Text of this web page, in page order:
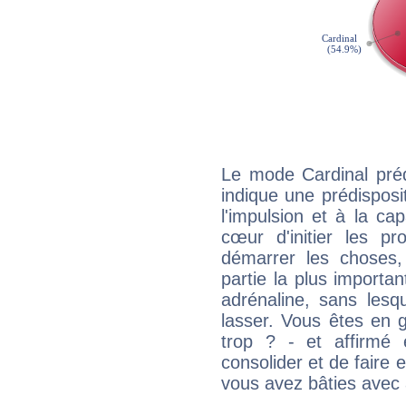
Le mode Cardinal
indique une
l'impulsion et à la
cœur d'initier les
démarrer les
partie la plus
adrénaline, sans
lasser. Vous êtes en
trop ? - et affirmé
consolider et de faire
vous avez bâties avec